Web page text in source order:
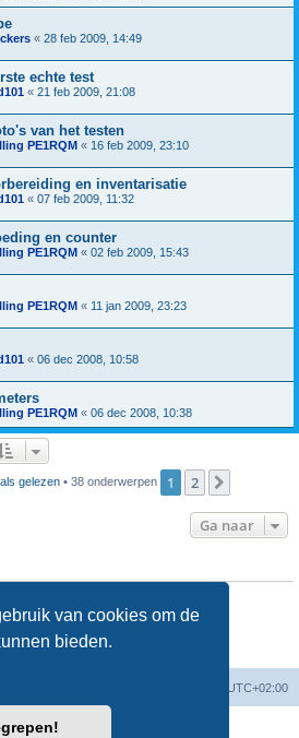
van cookies om de
bieden.
« 28 feb 2009, 14:49
echte test
« 21 feb 2009, 21:08
van het testen
PE1RQM « 16 feb 2009, 23:10
en inventarisatie
« 07 feb 2009, 11:32
en counter
PE1RQM « 02 feb 2009, 15:43
PE1RQM « 11 jan 2009, 23:23
« 06 dec 2008, 10:58
PE1RQM « 06 dec 2008, 10:38
gelezen • 38 onderwerpen 1 2
Ga naar
in dit forum
in dit forum
in dit forum
forum
UTC+02:00
® Forum Software © phpBB Limited